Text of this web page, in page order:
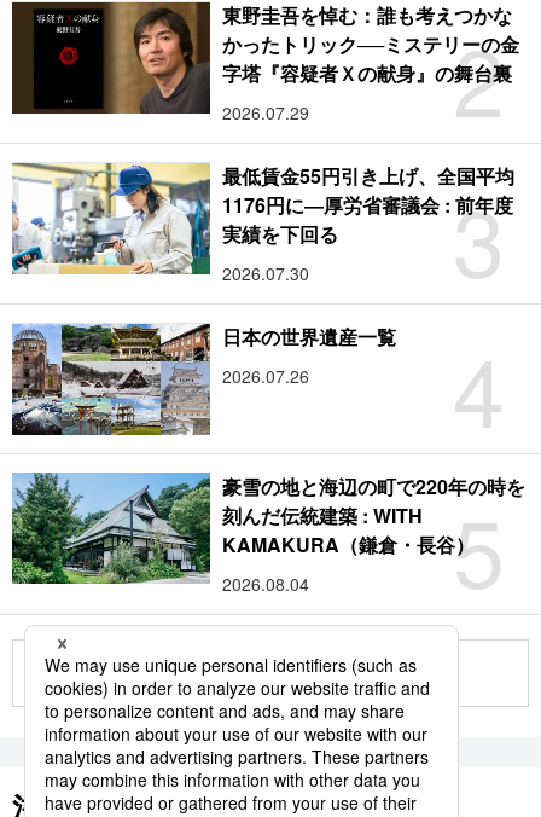
2
東野圭吾を悼む：誰も考えつかな
かったトリック──ミステリーの金
字塔『容疑者Ｘの献身』の舞台裏
2026.07.29
3
最低賃金55円引き上げ、全国平均
1176円に―厚労省審議会 : 前年度
実績を下回る
2026.07.30
4
日本の世界遺産一覧
2026.07.26
5
豪雪の地と海辺の町で220年の時を
刻んだ伝統建築 : WITH
KAMAKURA（鎌倉・長谷）
2026.08.04
もっと見る
注目のキーワード